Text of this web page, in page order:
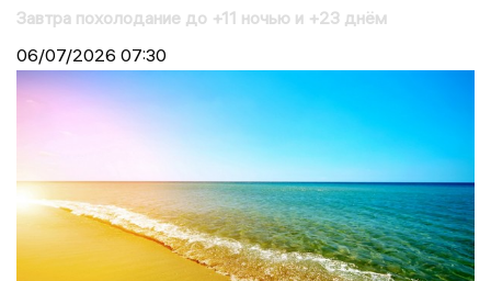
Завтра похолодание до +11 ночью и +23 днём
06/07/2026 07:30